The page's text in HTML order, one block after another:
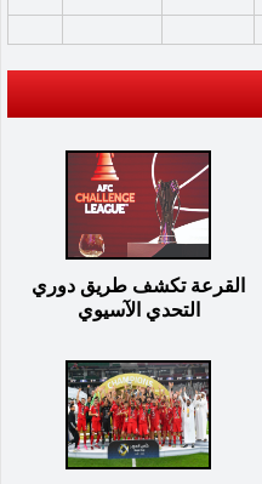
القرعة تكشف طريق دوري
التحدي الآسيوي